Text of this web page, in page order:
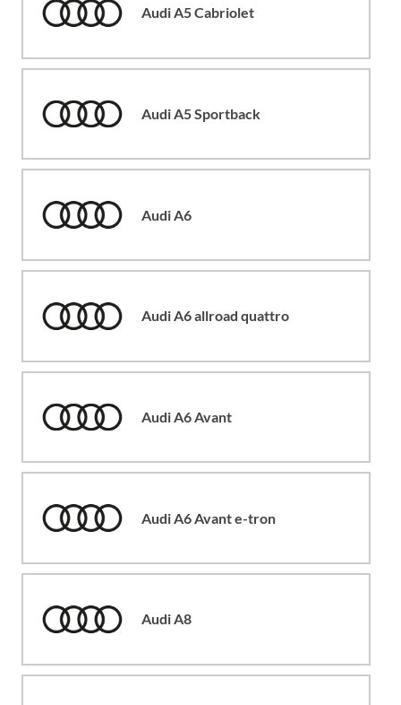
Audi A5 Cabriolet
Audi A5 Sportback
Audi A6
Audi A6 allroad quattro
Audi A6 Avant
Audi A6 Avant e-tron
Audi A8